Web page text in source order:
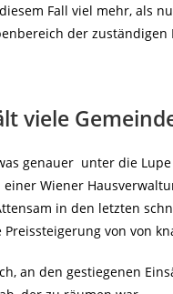
Fall viel mehr, als
der
viele
genauer unter die
einer Wiener
in den letzten
von von
an den gestiegenen